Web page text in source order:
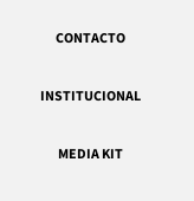
CONTACTO
INSTITUCIONAL
MEDIA KIT